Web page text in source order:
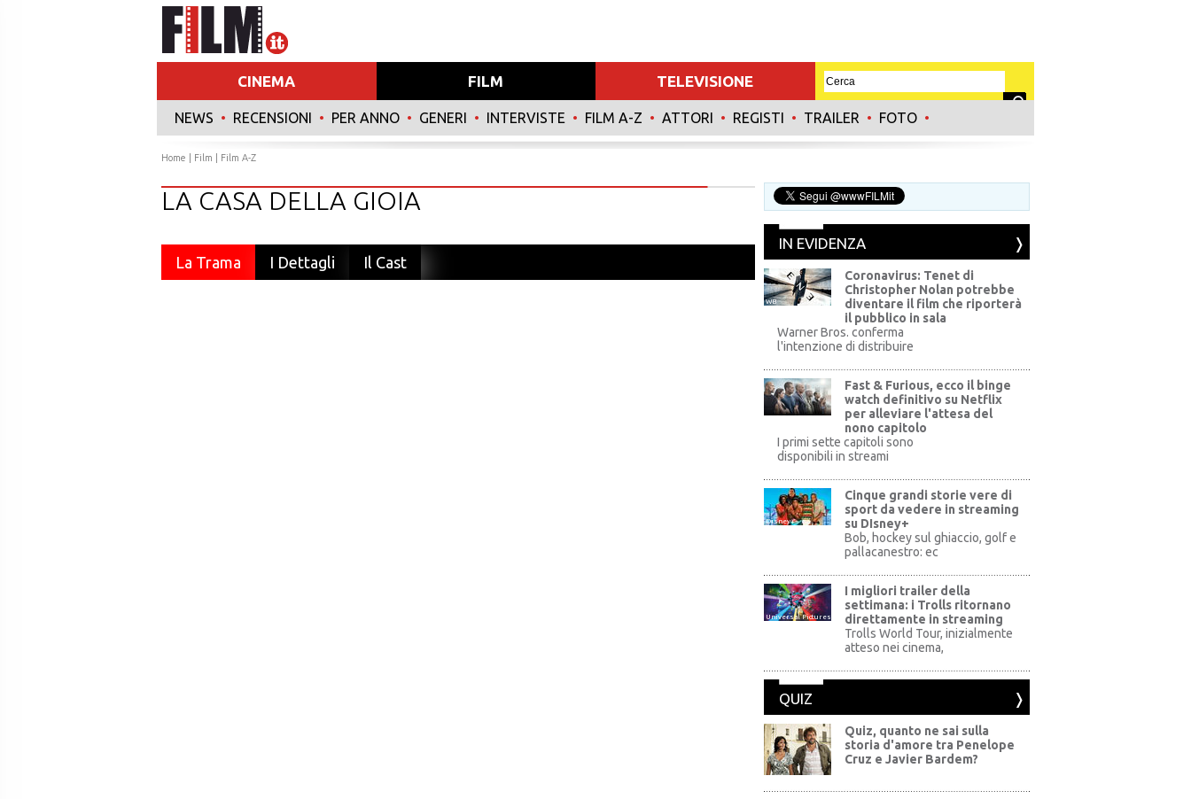
CINEMA FILM TELEVISIONE
NEWS • RECENSIONI • PER ANNO • GENERI • INTERVISTE • FILM A-Z • ATTORI • REGISTI • TRAILER • FOTO •
Home Film Film A-Z
LA CASA DELLA GIOIA
La Trama I Dettagli Il Cast
IN EVIDENZA
WB
Coronavirus: Tenet di
Christopher Nolan potrebbe
diventare il film che riporterà
il pubblico in sala
Warner Bros. conferma
l'intenzione di distribuire
Fast & Furious, ecco il binge
watch definitivo su Netflix
per alleviare l'attesa del
nono capitolo
I primi sette capitoli sono
disponibili in streami
Disney+
Cinque grandi storie vere di
sport da vedere in streaming
su DIsney+
Bob, hockey sul ghiaccio, golf e
pallacanestro: ec
Universal Pictures
I migliori trailer della
settimana: i Trolls ritornano
direttamente in streaming
Trolls World Tour, inizialmente
atteso nei cinema,
QUIZ
Quiz, quanto ne sai sulla
storia d'amore tra Penelope
Cruz e Javier Bardem?